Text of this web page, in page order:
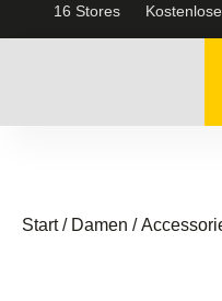
16 Stores
Start/ Damen /